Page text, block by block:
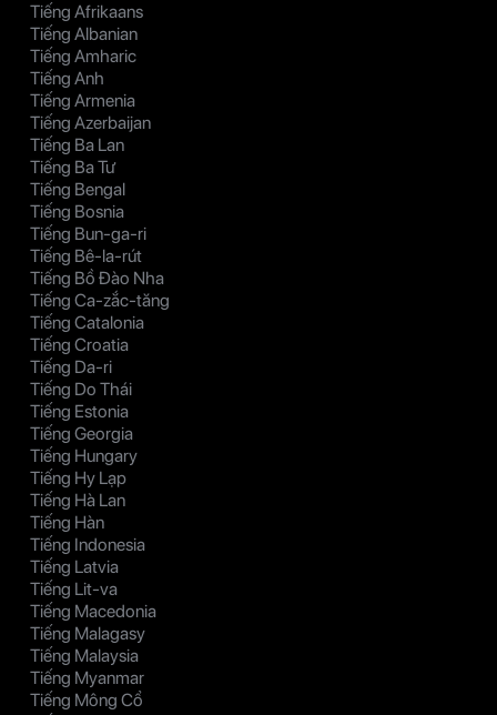
Tiếng Afrikaans
Tiếng Albanian
Tiếng Amharic
Tiếng Anh
Tiếng Armenia
Tiếng Azerbaijan
Tiếng Ba Lan
Tiếng Ba Tư
Tiếng Bengal
Tiếng Bosnia
Tiếng Bun-ga-ri
Tiếng Bê-la-rút
Tiếng Bồ Đào Nha
Tiếng Ca-zắc-tăng
Tiếng Catalonia
Tiếng Croatia
Tiếng Da-ri
Tiếng Do Thái
Tiếng Estonia
Tiếng Georgia
Tiếng Hungary
Tiếng Hy Lạp
Tiếng Hà Lan
Tiếng Hàn
Tiếng Indonesia
Tiếng Latvia
Tiếng Lit-va
Tiếng Macedonia
Tiếng Malagasy
Tiếng Malaysia
Tiếng Myanmar
Tiếng Mông Cổ